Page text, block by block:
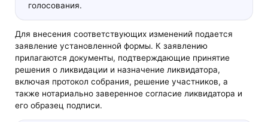
голосования.
Для внесения соответствующих изменений подается
заявление установленной формы. К заявлению
прилагаются документы, подтверждающие принятие
решения о ликвидации и назначение ликвидатора,
включая протокол собрания, решение участников, а
также нотариально заверенное согласие ликвидатора и
его образец подписи.